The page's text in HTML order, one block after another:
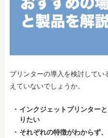
プリンターの導入を検討して
えていないでしょうか。
インクジェットプリンター
りたい
それぞれの特徴がわからず